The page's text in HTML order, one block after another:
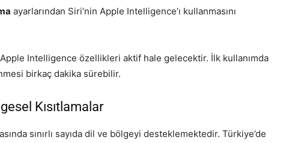
ayarlarından Siri’nin Apple Intelligence’ı kullanmasını
Apple Intelligence özellikleri aktif hale gelecektir. İlk kullanımda
birkaç dakika sürebilir.
Kısıtlamalar
sınırlı sayıda dil ve bölgeyi desteklemektedir. Türkiye’de